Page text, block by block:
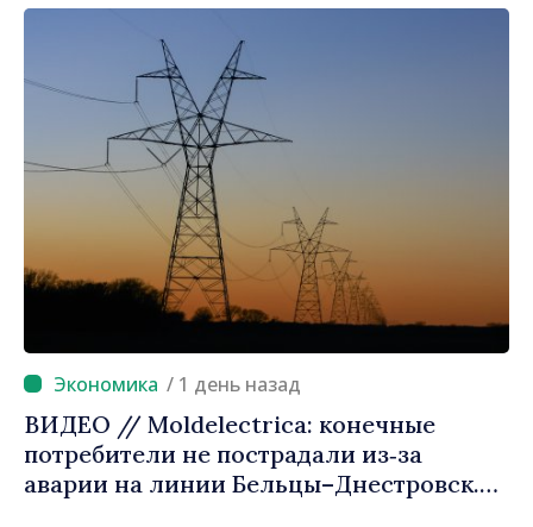
продвижении и поддержке этого пути»
/ 1 день назад
ВИДЕО // Moldelectrica: конечные
потребители не пострадали из‑за
аварии на линии Бельцы–Днестровск.